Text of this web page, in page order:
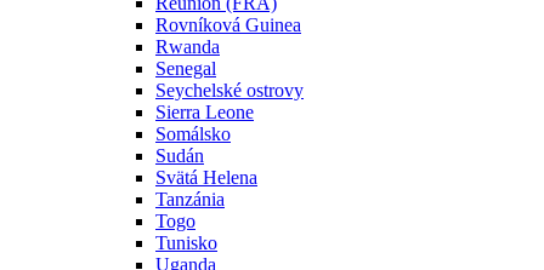
Rovníková Guinea
Rwanda
Senegal
Seychelské ostrovy
Sierra Leone
Somálsko
Sudán
Svätá Helena
Tanzánia
Togo
Tunisko
Uganda